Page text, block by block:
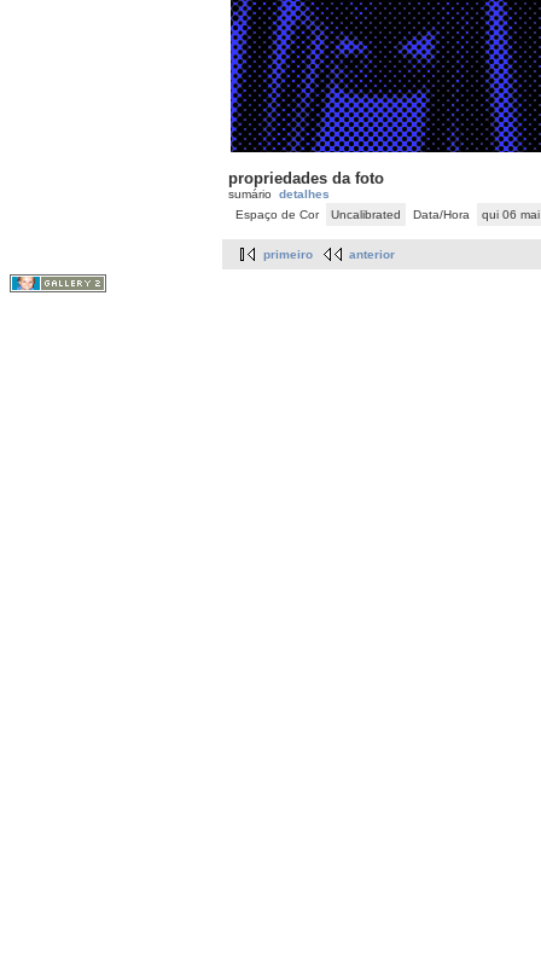
propriedades da foto
sumário detalhes
Espaço de Cor
Uncalibrated Data/Hora qui 06
primeiro anterior